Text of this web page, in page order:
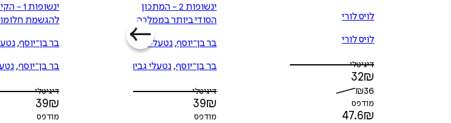
לויס לורי
לויס לורי
דיגיטלי
32₪
₪36
מודפס
47.6₪
ינשופות 2 - המתכון
הסודי ביותר בממלכה
בר בן־יוסף, נטעלי גבירץ
בר בן־יוסף, נטעלי גבירץ
דיגיטלי
39₪
מודפס
ינשופות 1
להגשמת
בר בן־יוסף,
בר בן־יוסף,
דיגיטלי
39₪
מודפס